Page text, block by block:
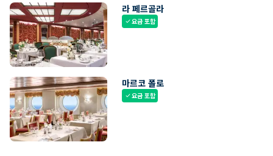
라 페르골라
check요금 포함
마르코 폴로
check요금 포함